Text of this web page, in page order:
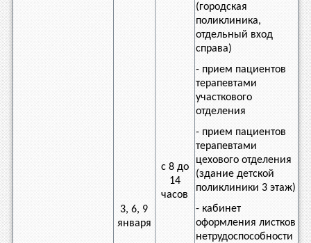
3, 6, 9
января
с 8 до
14
часов
(городская
поликлиника,
отдельный вход
справа)
- прием пациентов
терапевтами
участкового
отделения
- прием пациентов
терапевтами
цехового отделения
(здание детской
поликлиники 3 этаж)
- кабинет
оформления листков
нетрудоспособности